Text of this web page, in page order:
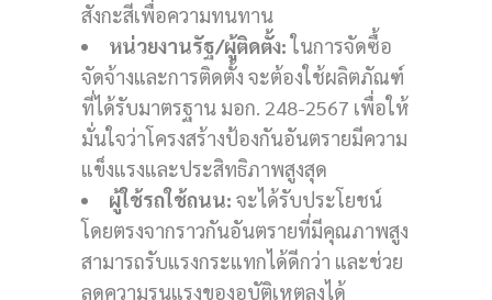
สังกะสีเพื่อความทนทาน
หน่วยงานรัฐ/ผู้ติดตั้ง:ในการจัดซื้อ
จัดจ้างและการติดตั้ง จะต้องใช้ผลิตภัณฑ์
ที่ได้รับมาตรฐาน มอก. 248-2567 เพื่อให้
มั่นใจว่าโครงสร้างป้องกันอันตรายมีความ
แข็งแรงและประสิทธิภาพสูงสุด
ผู้ใช้รถใช้ถนน: จะได้รับประโยชน์
โดยตรงจากราวกันอันตรายที่มีคุณภาพสูง
สามารถรับแรงกระแทกได้ดีกว่า และช่วย
ลดความรุนแรงของอุบัติเหตุลงได้